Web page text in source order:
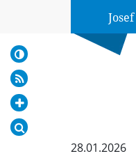
Josef
28.01.2026